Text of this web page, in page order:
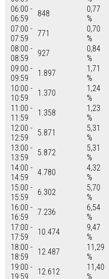
06:00 -
06:59
848
0,77
%
07:00 -
07:59
771
0,70
%
08:00 -
08:59
927
0,84
%
09:00 -
09:59
1.897
1,71
%
10:00 -
10:59
1.370
1,24
%
11:00 -
11:59
1.358
1,23
%
12:00 -
12:59
5.871
5,31
%
13:00 -
13:59
5.872
5,31
%
14:00 -
14:59
4.780
4,32
%
15:00 -
15:59
6.302
5,70
%
16:00 -
16:59
7.236
6,54
%
17:00 -
17:59
10.474
9,47
%
18:00 -
18:59
12.487
11,29
%
19:00 -
19:59
12.612
11,40
%